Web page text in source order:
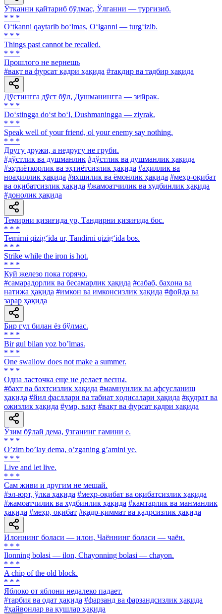
Ўтканни қайтариб бўлмас, Ўлганни — турғизиб.
* * *
O‘tkanni qaytarib bo‘lmas, O‘lganni — turg‘izib.
* * *
Things past cannot be recalled.
* * *
Прошлого не вернешь
#вақт ва фурсат қадри ҳақида #тақдир ва тадбир ҳақида
Дўстингга дўст бўл, Душманингга — зийрак.
* * *
Do‘stingga do‘st bo‘l, Dushmaningga — ziyrak.
* * *
Speak well of your friend, ol your enemy say nothing.
* * *
Другу дружи, а недругу не груби.
#дўстлик ва душманлик #дўстлик ва душманлик ҳақида
#эҳтиёткорлик ва эҳтиётсизлик ҳақида #аҳиллик ва
ноаҳиллик ҳақида #яхшилик ва ёмонлик ҳақида #меҳр-оқибат
ва оқибатсизлик ҳақида #жамоатчилик ва худбинлик ҳақида
#донолик ҳақида
Темирни қизиғида ур, Тандирни қизиғида бос.
* * *
Temirni qizig‘ida ur, Tandirni qizig‘ida bos.
* * *
Strike while the iron is hot.
* * *
Куй железо пока горячо.
#самарадорлик ва бесамарлик ҳақида #сабаб, баҳона ва
натижа ҳақида #имкон ва имконсизлик ҳақида #фойда ва
зарар ҳақида
Бир гул билан ёз бўлмас.
* * *
Bir gul bilan yoz boʼlmas.
* * *
One swallow does not make a summer.
* * *
Одна ласточка еще не делает весны.
#бахт ва бахтсизлик ҳақида #мамнунлик ва афсусланиш
ҳақида #йил фасллари ва табиат ҳодисалари ҳақида #қудрат ва
ожизлик ҳақида #умр, вақт #вақт ва фурсат қадри ҳақида
Ўзим бўлай дема, ўзганинг ғамини е.
* * *
Oʼzim boʼlay dema, oʼzganing gʼamini ye.
* * *
Live and let live.
* * *
Сам живи и другим не мешай.
#эл-юрт, ўлка ҳақида #меҳр-оқибат ва оқибатсизлик ҳақида
#жамоатчилик ва худбинлик ҳақида #камтарлик ва манманлик
ҳақида #меҳр, оқибат #қадр-қиммат ва қадрсизлик ҳақида
Илоннинг боласи — илон, Чаённинг боласи — чаён.
* * *
Ilonning bolasi — ilon, Chayonning bolasi — chayon.
* * *
A chip of the old block.
* * *
Яблоко от яблони недалеко падает.
#тарбия ва одат ҳақида #фарзанд ва фарзандсизлик ҳақида
#ҳайвонлар ва қушлар ҳақида